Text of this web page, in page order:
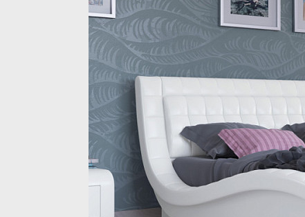
Кухни
Корпусная мебель
Кровати и матрасы
Столы и стулья
Свет
Стеллажи и полки
Товары для дома
Бренды